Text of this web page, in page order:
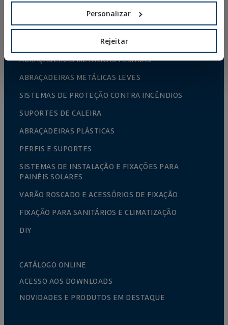
Personalizar
Rejeitar
CONETORES PARA MADEIRA
PARAFUSOS NORMALIZADOS
BROCAS, PONTAS E ACESSÓRIOS
ABRAÇADEIRAS METÁLICAS PESADAS
ABRAÇADEIRAS METÁLICAS LEVES
SISTEMAS DE PROTEÇÃO CONTRA INCÊNDIOS
SUPORTES DE CALEIRA
ABRAÇADEIRAS PLÁSTICAS
PERFIS E SUPORTES
SISTEMAS DE INSTALAÇÃO E FIXAÇÕES PARA
PAINÉIS SOLARES
VARÃO ROSCADO E ACESSÓRIOS DE FIXAÇÃO
FIXAÇÃO PARA SANITÁRIOS E CLIMATIZAÇÃO
DIY
CATÁLOGO ONLINE
ACESSO AOS DOWNLOADS
NOVIDADES E PRODUTOS EM DESTAQUE